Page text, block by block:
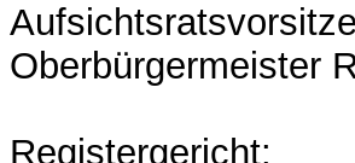
Oberbürgermeister
Registergericht: